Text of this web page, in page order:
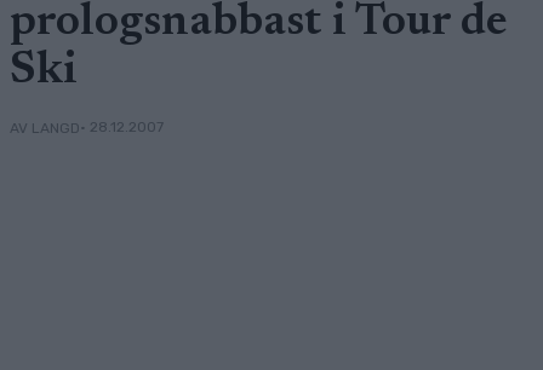
prologsnabbast i Tour de
Ski
AV LANGD• 28.12.2007